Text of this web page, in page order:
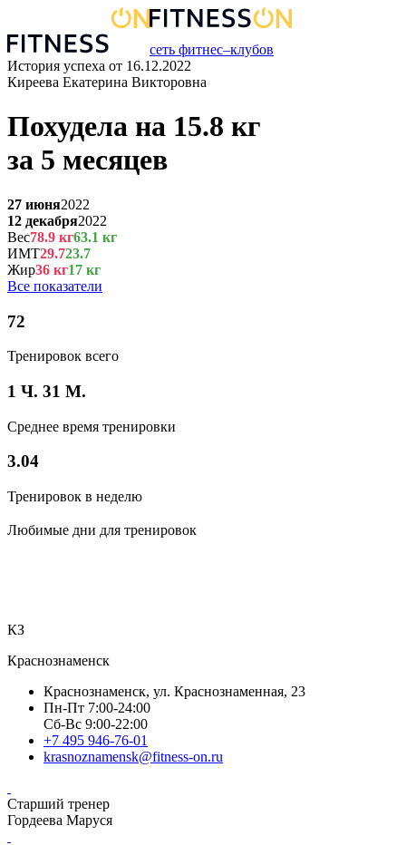
сеть фитнес–клубов
История успеха от 16.12.2022
Киреева Екатерина Викторовна
Похудела на 15.8 кг
за 5 месяцев
27 июня2022
12 декабря2022
Вес78.9 кг63.1 кг
ИМТ29.723.7
Жир36 кг17 кг
Все показатели
72
Тренировок всего
1 Ч. 31 М.
Среднее время тренировки
3.04
Тренировок в неделю
Любимые дни для тренировок
КЗ
Краснознаменск
Краснознаменск, ул. Краснознаменная, 23
Пн-Пт 7:00-24:00
Сб-Вс 9:00-22:00
+7 495 946-76-01
krasnoznamensk@fitness-on.ru
Старший тренер
Гордеева Маруся